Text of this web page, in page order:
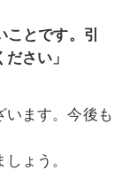
とです。引
さい」
います。今後も
ょう。